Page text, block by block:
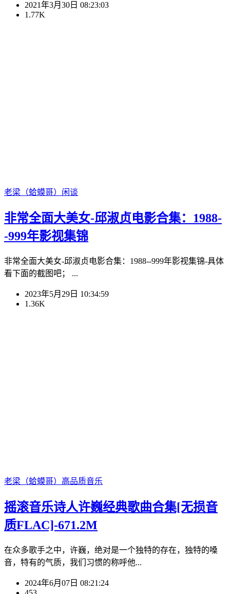
2021年3月30日 08:23:03
1.77K
老梁（蛤蟆哥） 闲谈
非常全面大美女-邱淑贞电影合集：1988-
-999年影视集锦
非常全面大美女-邱淑贞电影合集：1988--999年影视集锦-具体
看下面的截图吧； ...
2023年5月29日 10:34:59
1.36K
老梁（蛤蟆哥） 高品质音乐
摇滚音乐诗人许巍经典歌曲合集[无损音
质FLAC]-671.2M
在众多歌手之中，许巍，绝对是一个独特的存在，独特的嗓
音，特有的气质，我们习惯的称呼他...
2024年6月07日 08:21:24